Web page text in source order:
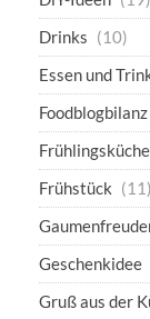
Drinks (10)
Essen und
Foodblogbilanz
Frühlingsküche
Frühstück (11)
Geschenkidee
Gruß aus der